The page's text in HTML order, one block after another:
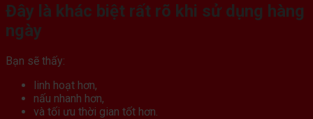
Đây là khác biệt rất rõ khi sử dụng hàng
ngày
Bạn sẽ thấy:
linh hoạt hơn,
nấu nhanh hơn,
và tối ưu thời gian tốt hơn.